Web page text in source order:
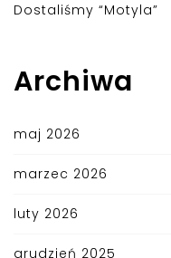
Dostaliśmy “Motyla”
Archiwa
maj 2026
marzec 2026
luty 2026
grudzień 2025